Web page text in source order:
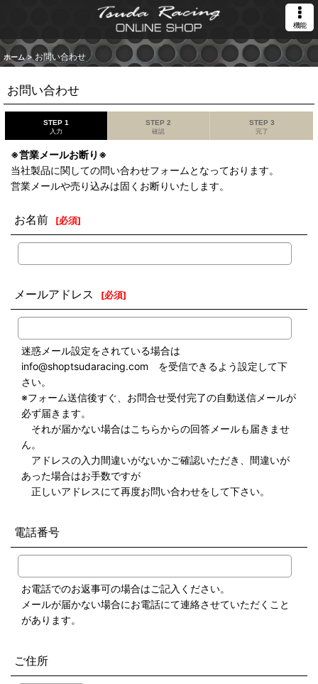
機能
ホーム > お問い合わせ
お問い合わせ
STEP 1
入力
STEP 2
確認
STEP 3
完了
※営業メールお断り※
当社製品に関しての問い合わせフォームとなっております。
営業メールや売り込みは固くお断りいたします。
お名前 [必須]
メールアドレス [必須]
迷惑メール設定をされている場合は
info@shoptsudaracing.com を受信できるよう設定して下
さい。
※フォーム送信後すぐ、お問合せ受付完了の自動送信メールが
必ず届きます。
それが届かない場合はこちらからの回答メールも届きませ
ん。
アドレスの入力間違いがないかご確認いただき、間違いが
あった場合はお手数ですが
正しいアドレスにて再度お問い合わせをして下さい。
電話番号
お電話でのお返事可の場合はご記入ください。
メールが届かない場合にお電話にて連絡させていただくこと
があります。
ご住所